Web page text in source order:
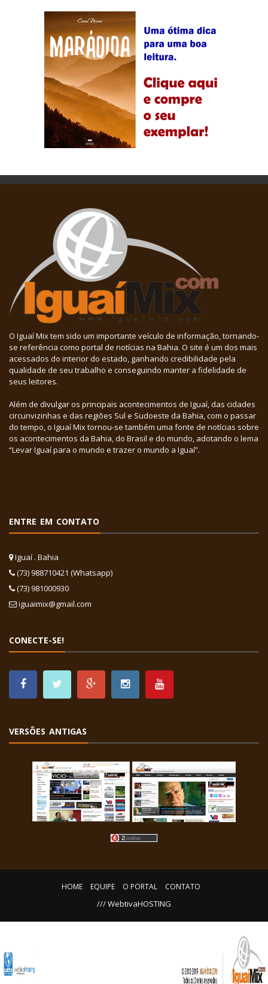
O Iguaí Mix tem sido um importante veículo de informação, tornando-
se referência como portal de notícias na Bahia. O site é um dos mais
acessados do interior do estado, ganhando credibilidade pela
qualidade de seu trabalho e conseguindo manter a fidelidade de
seus leitores.
Além de divulgar os principais acontecimentos de Iguaí, das cidades
circunvizinhas e das regiões Sul e Sudoeste da Bahia, com o passar
do tempo, o Iguaí Mix tornou-se também uma fonte de notícias sobre
os acontecimentos da Bahia, do Brasil e do mundo, adotando o lema
“Levar Iguaí para o mundo e trazer o mundo a Iguaí”.
ENTRE EM CONTATO
Iguaí . Bahia
(73) 988710421 (Whatsapp)
(73) 981000930
iguaimix@gmail.com
CONECTE-SE!
VERSÕES ANTIGAS
HOME EQUIPE O PORTAL CONTATO
/// WebtivaHOSTING